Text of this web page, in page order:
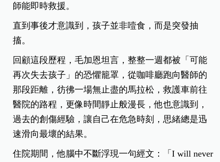
師能即時救援。
直到事後才意識到，孩子並非噎食，而是突發抽
搐。
回顧這段歷程，毛加恩坦言，整整一週都被「可能
再次失去孩子」的恐懼籠罩，從咖啡廳跑向醫師的
那段距離，彷彿一場無止盡的馬拉松，救護車前往
醫院的路程，更像時間靜止般漫長，他也意識到，
過去的創傷經驗，讓自己在危急時刻，思緒總是迅
速滑向最壞的結果。
住院期間，他腦中不斷浮現一句經文：「I will never